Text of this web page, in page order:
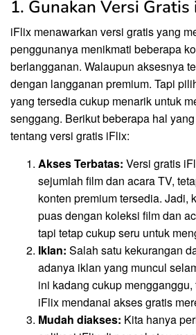
1. Gunakan Versi Gratis
iFlix menawarkan versi gratis yang
penggunanya menikmati beberapa
berlangganan. Walaupun aksesnya
dengan langganan premium. Tapi
yang tersedia cukup menarik untuk
senggang. Berikut beberapa hal
tentang versi gratis iFlix:
Akses Terbatas: Versi gratis
sejumlah film dan acara TV,
konten premium tersedia. Jadi,
puas dengan koleksi film dan
tapi tetap cukup seru untuk
Iklan: Salah satu kekurangan
adanya iklan yang muncul
ini kadang cukup
iFlix mendanai akses gratis
Mudah diakses: Kita hanya